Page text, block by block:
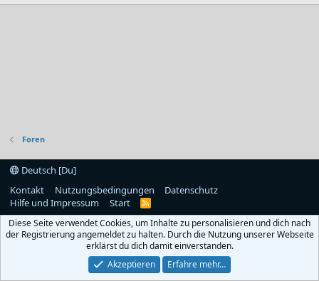
Foren
Deutsch [Du]
Kontakt
Nutzungsbedingungen
Datenschutz
Hilfe und Impressum
Start
R
S
Diese Seite verwendet Cookies, um Inhalte zu personalisieren und dich nach
der Registrierung angemeldet zu halten. Durch die Nutzung unserer Webseite
erklärst du dich damit einverstanden.
Akzeptieren
Erfahre mehr…